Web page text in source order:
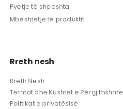
Pyetje të shpeshta
Mbështetje të produktit
Rreth nesh
Rreth Nesh
Termat dhe Kushtet e Përgjithshme
Politikat e privatësisë